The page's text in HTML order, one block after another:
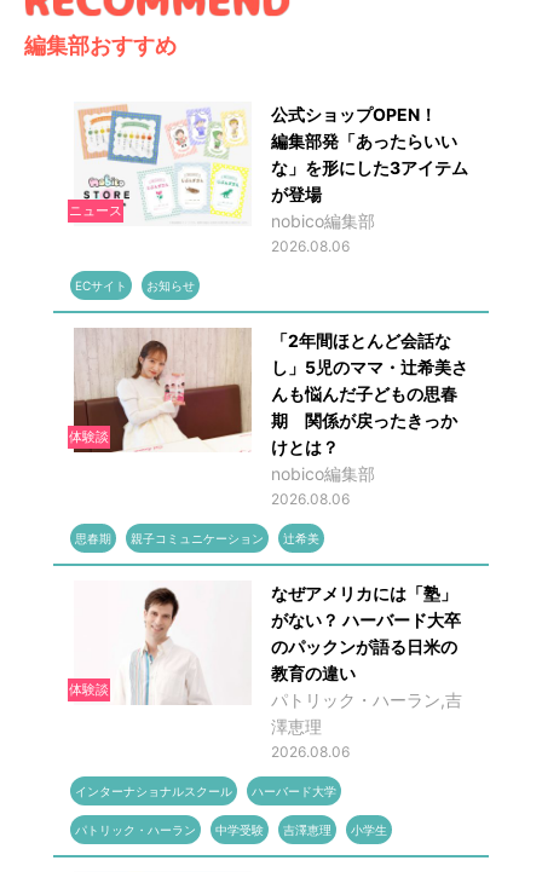
編集部おすすめ
ニュース
公式ショップOPEN！
編集部発「あったらいい
な」を形にした3アイテム
が登場
nobico編集部
2026.08.06
ECサイト お知らせ
体験談
「2年間ほとんど会話な
し」5児のママ・辻希美さ
んも悩んだ子どもの思春
期 関係が戻ったきっか
けとは？
nobico編集部
2026.08.06
思春期 親子コミュニケーション 辻希美
体験談
なぜアメリカには「塾」
がない？ ハーバード大卒
のパックンが語る日米の
教育の違い
パトリック・ハーラン,吉
澤恵理
2026.08.06
インターナショナルスクール ハーバード大学
パトリック・ハーラン 中学受験 吉澤恵理 小学生